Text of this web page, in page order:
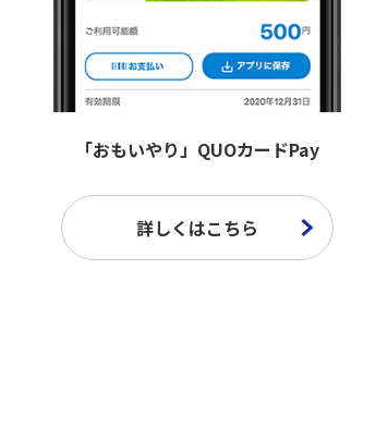
「おもいやり」QUOカードPay
詳しくはこちら